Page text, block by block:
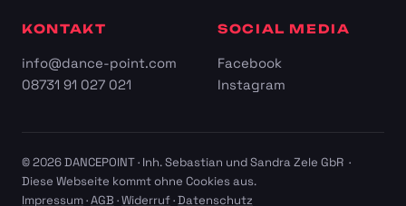
KONTAKT
info@dance-point.com
08731 91 027 021
SOCIAL MEDIA
Facebook
Instagram
© 2026 DANCEPOINT · Inh. Sebastian und Sandra Zele GbR ·
Diese Webseite kommt ohne Cookies aus.
Impressum·AGB ·Widerruf·Datenschutz